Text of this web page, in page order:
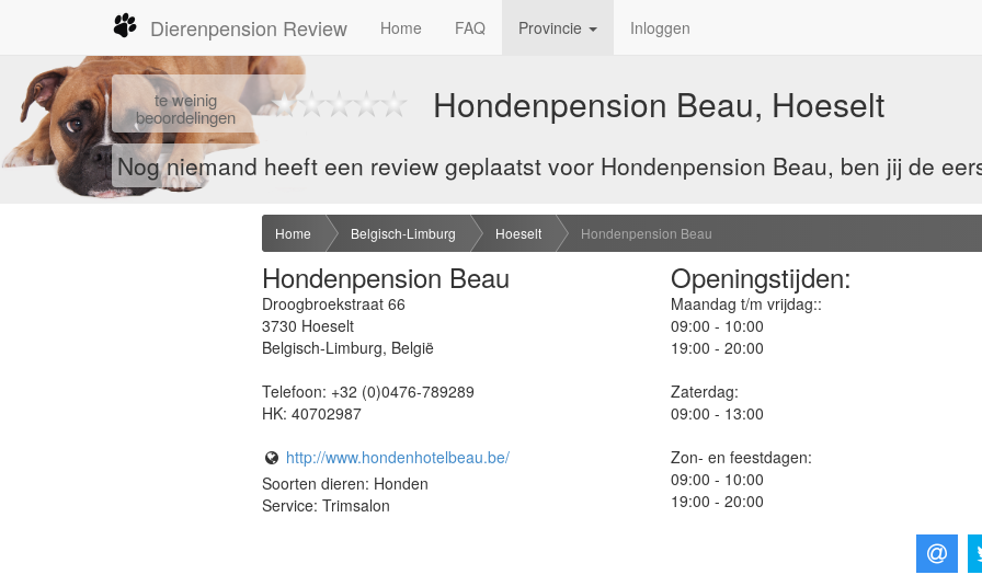
Dierenpension Review Home FAQ Provincie Inloggen
teweinig
beoordelingen Hondenpension Beau, Hoeselt
Nog niemand heeft een review geplaatst voor Hondenpension Beau, ben jij de
Home Belgisch-Limburg Hoeselt Hondenpension Beau
Hondenpension Beau
Droogbroekstraat 66
3730 Hoeselt
Belgisch-Limburg, België
Telefoon: +32 (0)0476-789289
HK: 40702987
http://www.hondenhotelbeau.be/
Soorten dieren: Honden
Service: Trimsalon
Openingstijden:
Maandag t/m vrijdag::
09:00 - 10:00
19:00 - 20:00
Zaterdag:
09:00 - 13:00
Zon- en feestdagen:
09:00 - 10:00
19:00 - 20:00